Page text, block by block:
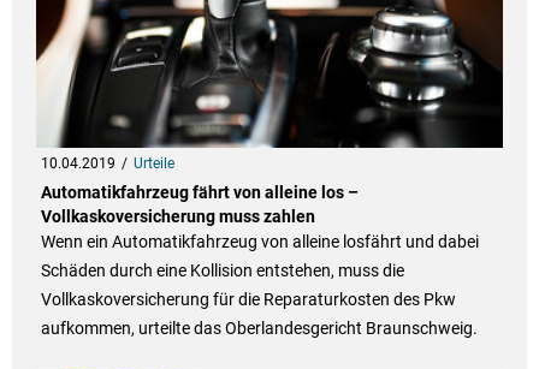
10.04.2019 Urteile
Automatikfahrzeug fährt von alleine los –
Vollkaskoversicherung muss zahlen
Wenn ein Automatikfahrzeug von alleine losfährt und dabei
Schäden durch eine Kollision entstehen, muss die
Vollkaskoversicherung für die Reparaturkosten des Pkw
aufkommen, urteilte das Oberlandesgericht Braunschweig.